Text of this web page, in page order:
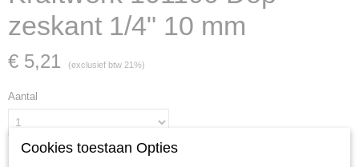
zeskant 1/4" 10 mm
€ 5,21 (exclusief btw 21%)
Aantal
Cookies toestaan Opties